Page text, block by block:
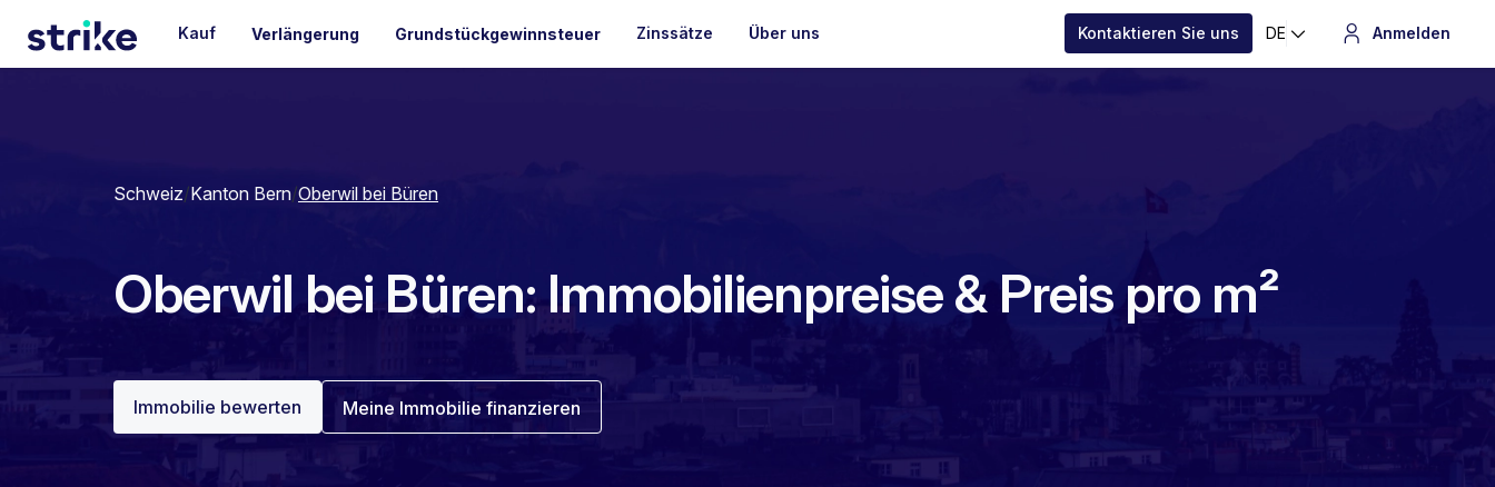
Kauf Verlängerung Grundstückgewinnsteuer Zinssätze Über uns Kontaktieren Sie uns DE Anmelden
Schweiz/Kanton Bern/Oberwil bei Büren
Oberwil bei Büren: Immobilienpreise & Preis pro m²
Immobilie bewerten Meine Immobilie finanzieren